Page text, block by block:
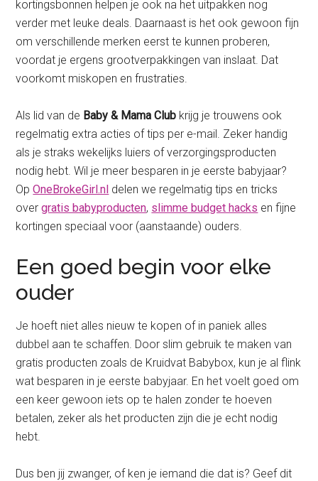
kortingsbonnen helpen je ook na het uitpakken nog
verder met leuke deals. Daarnaast is het ook gewoon fijn
om verschillende merken eerst te kunnen proberen,
voordat je ergens grootverpakkingen van inslaat. Dat
voorkomt miskopen en frustraties.
Als lid van de Baby & Mama Club krijg je trouwens ook
regelmatig extra acties of tips per e-mail. Zeker handig
als je straks wekelijks luiers of verzorgingsproducten
nodig hebt. Wil je meer besparen in je eerste babyjaar?
OpOneBrokeGirl.nl delen we regelmatig tips en tricks
overgratis babyproducten, slimme budget hacks en fijne
kortingen speciaal voor (aanstaande) ouders.
Een goed begin voor elke
ouder
Je hoeft niet alles nieuw te kopen of in paniek alles
dubbel aan te schaffen. Door slim gebruik te maken van
gratis producten zoals de Kruidvat Babybox, kun je al flink
wat besparen in je eerste babyjaar. En het voelt goed om
een keer gewoon iets op te halen zonder te hoeven
betalen, zeker als het producten zijn die je echt nodig
hebt.
Dus ben jij zwanger, of ken je iemand die dat is? Geef dit